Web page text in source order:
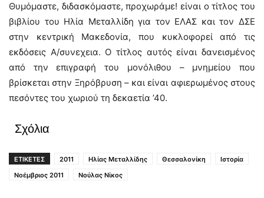
Θυμόμαστε, διδασκόμαστε, προχωράμε! είναι ο τίτλος του
βιβλίου του Ηλία Μεταλλίδη για τον ΕΛΑΣ και τον ΔΣΕ
στην κεντρική Μακεδονία, που κυκλοφορεί από τις
εκδόσεις Α/συνεχεια. Ο τίτλος αυτός είναι δανεισμένος
από την επιγραφή του μονόλιθου – μνημείου που
βρίσκεται στην Ξηρόβρυση – και είναι αφιερωμένος στους
πεσόντες του χωριού τη δεκαετία ’40.
Σχόλια
ΕΤΙΚΕΤΕΣ 2011 Ηλίας Μεταλλίδης Θεσσαλονίκη
Ιστορία
Νοέμβριος 2011
Νούλας Νίκος